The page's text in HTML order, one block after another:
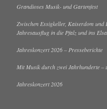
Grandioses Musik- und Gartenfest
Zwischen Essigkeller, Kaiserdom
Jahresausflug in die Pfalz und ins
Jahreskonzert 2026 – Presseberichte
Mit Musik durch zwei Jahrhunderte –
Jahreskonzert 2026